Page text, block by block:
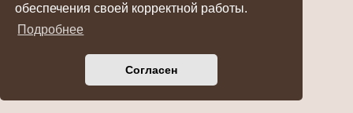
обеспечения своей корректной работы.
Подробнее
Согласен